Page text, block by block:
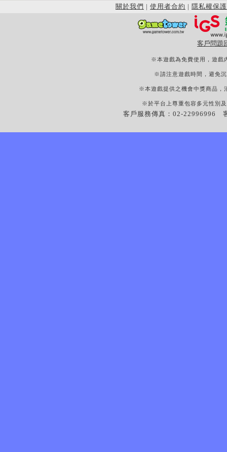
關於我們 | 使用者合約 | 隱私權保護
客戶問題
※本遊戲為免費使用，遊戲
※請注意遊戲時間，避免
※本遊戲提供之機會中獎商品，
※於平台上尊重包容多元性別
客戶服務傳真：02-22996996